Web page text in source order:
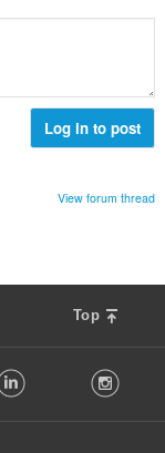
Log in to post
View forum thread
Top
LinkedIn